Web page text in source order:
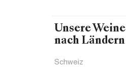
Unsere Weine
nach Ländern
Schweiz